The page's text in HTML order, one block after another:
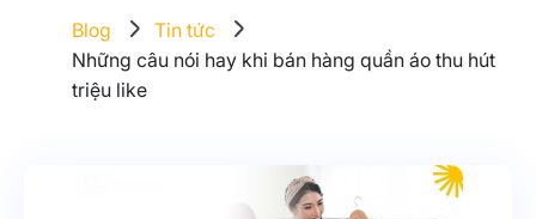
Blog
Tin tức
Những câu nói hay khi bán hàng quần áo thu hút
triệu like